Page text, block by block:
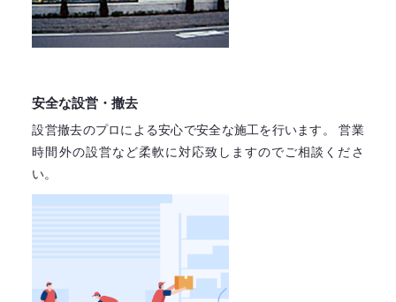
安全な設営・撤去
設営撤去のプロによる安心で安全な施工を行います。
営業
時間外の設営など柔軟に対応致しますのでご相談くださ
い。